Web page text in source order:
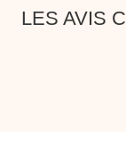
LES AVIS